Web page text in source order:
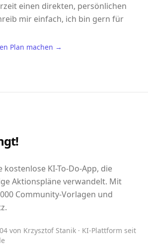
einen direkten, persönlichen
mir einfach, ich bin gern für
Plan machen →
kostenlose KI-To-Do-App, die
Aktionspläne verwandelt. Mit
Community-Vorlagen und
von Krzysztof Stanik · KI-Plattform seit